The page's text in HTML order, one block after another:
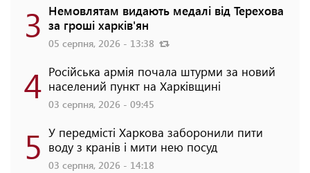
3 Немовлятам видають медалі від Терехова
за гроші харків'ян
05 серпня, 2026 - 13:38
4 Російська армія почала штурми за новий
населений пункт на Харківщині
03 серпня, 2026 - 09:45
5 У передмісті Харкова заборонили пити
воду з кранів і мити нею посуд
03 серпня, 2026 - 14:18